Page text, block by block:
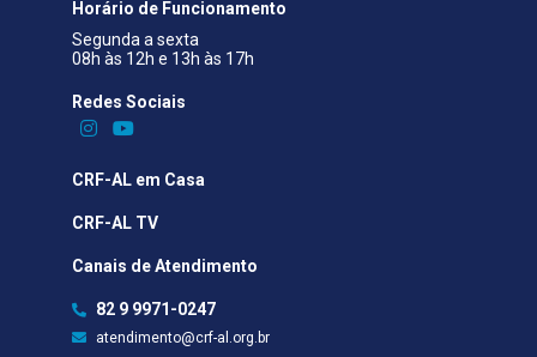
Horário de Funcionamento
Segunda a sexta
08h às 12h e 13h às 17h
Redes Sociais​
CRF-AL em Casa
CRF-AL TV
Canais de Atendimento
82 9 9971-0247
atendimento@crf-al.org.br